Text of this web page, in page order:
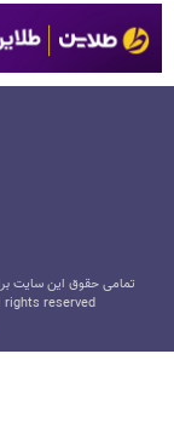
تمامی حقوق این سایت
rights reserved